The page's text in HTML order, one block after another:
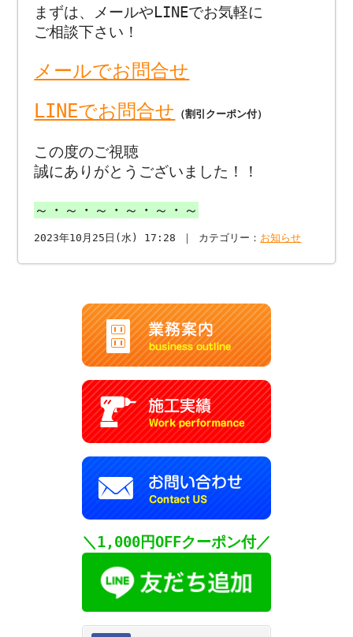
まずは、メールやLINEでお気軽に
ご相談下さい！
メールでお問合せ
LINEでお問合せ
（割引クーポン付）
この度のご視聴
誠にありがとうございました！！
～・～・～・～・～・～
2023年10月25日(水) 17:28 ｜ カテゴリー： お知らせ
＼1,000円OFFクーポン付／